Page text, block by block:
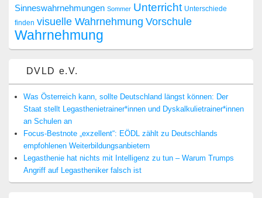
Sinneswahrnehmungen Sommer Unterricht Unterschiede
finden visuelle Wahrnehmung Vorschule
Wahrnehmung
DVLD e.V.
Was Österreich kann, sollte Deutschland längst können: Der
Staat stellt Legasthenietrainer*innen und Dyskalkulietrainer*innen
an Schulen an
Focus-Bestnote „exzellent“: EÖDL zählt zu Deutschlands
empfohlenen Weiterbildungsanbietern
Legasthenie hat nichts mit Intelligenz zu tun – Warum Trumps
Angriff auf Legastheniker falsch ist